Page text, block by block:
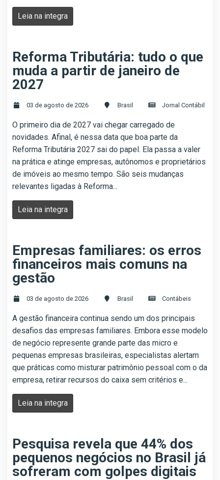
Leia na integra
Reforma Tributária: tudo o que
muda a partir de janeiro de
2027
03 de agosto de 2026 Brasil Jornal Contábil
O primeiro dia de 2027 vai chegar carregado de
novidades. Afinal, é nessa data que boa parte da
Reforma Tributária 2027 sai do papel. Ela passa a valer
na prática e atinge empresas, autônomos e proprietários
de imóveis ao mesmo tempo. São seis mudanças
relevantes ligadas à Reforma...
Leia na integra
Empresas familiares: os erros
financeiros mais comuns na
gestão
03 de agosto de 2026 Brasil Contábeis
A gestão financeira continua sendo um dos principais
desafios das empresas familiares. Embora esse modelo
de negócio represente grande parte das micro e
pequenas empresas brasileiras, especialistas alertam
que práticas como misturar patrimônio pessoal com o da
empresa, retirar recursos do caixa sem critérios e...
Leia na integra
Pesquisa revela que 44% dos
pequenos negócios no Brasil já
sofreram com golpes digitais